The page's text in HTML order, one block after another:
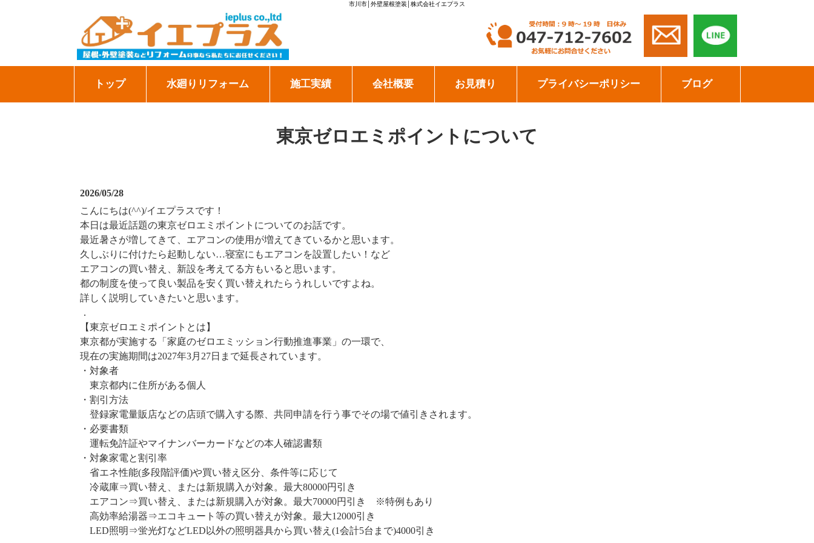
市川市│外壁屋根塗装│株式会社イエプラス
トップ 水廻りリフォーム 施工実績 会社概要 お見積り プライバシーポリシー ブログ
東京ゼロエミポイントについて
2026/05/28
こんにちは(^^)/イエプラスです！
本日は最近話題の東京ゼロエミポイントについてのお話です。
最近暑さが増してきて、エアコンの使用が増えてきているかと思います。
久しぶりに付けたら起動しない…寝室にもエアコンを設置したい！など
エアコンの買い替え、新設を考えてる方もいると思います。
都の制度を使って良い製品を安く買い替えれたらうれしいですよね。
詳しく説明していきたいと思います。
．
【東京ゼロエミポイントとは】
東京都が実施する「家庭のゼロエミッション行動推進事業」の一環で、
現在の実施期間は2027年3月27日まで延長されています。
・対象者
東京都内に住所がある個人
・割引方法
登録家電量販店などの店頭で購入する際、共同申請を行う事でその場で値引きされます。
・必要書類
運転免許証やマイナンバーカードなどの本人確認書類
・対象家電と割引率
省エネ性能(多段階評価)や買い替え区分、条件等に応じて
冷蔵庫⇒買い替え、または新規購入が対象。最大80000円引き
エアコン⇒買い替え、または新規購入が対象。最大70000円引き ※特例もあり
高効率給湯器⇒エコキュート等の買い替えが対象。最大12000引き
LED照明⇒蛍光灯などLED以外の照明器具から買い替え(1会計5台まで)4000引き